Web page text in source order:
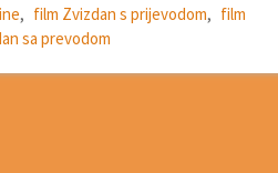
, film Zvizdan s prijevodom, film
sa prevodom